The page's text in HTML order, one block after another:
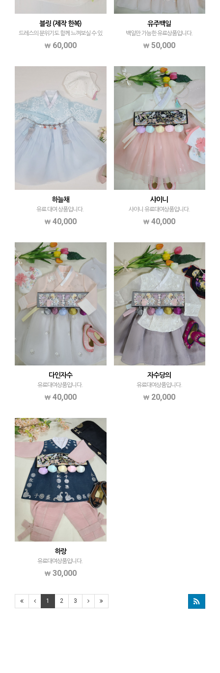
블링 (제작 한복)
드레스의 분위기도 함께 느껴보실 수 있
는 블링 한복입니다
60,000
유주백일
백일만 가능한 유료상품입니다.
50,000
하늘채
유료 대여 상품입니다.
40,000
샤이니
샤이니 유료대여상품입니다.
40,000
다인자수
유료대여상품입니다.
40,000
자수당의
유료대여상품입니다.
20,000
하랑
유료대여상품입니다.
30,000
1 2 3